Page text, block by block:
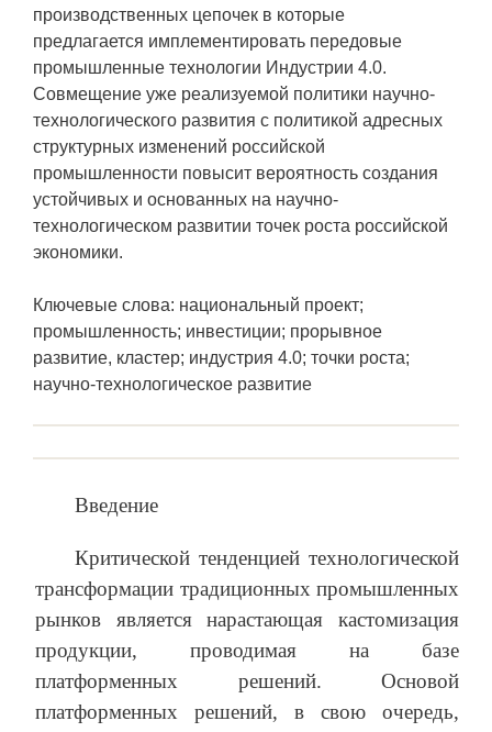
производственных цепочек в которые
предлагается имплементировать передовые
промышленные технологии Индустрии 4.0.
Совмещение уже реализуемой политики научно-
технологического развития с политикой адресных
структурных изменений российской
промышленности повысит вероятность создания
устойчивых и основанных на научно-
технологическом развитии точек роста российской
экономики.
Ключевые слова: национальный проект;
промышленность; инвестиции; прорывное
развитие, кластер; индустрия 4.0; точки роста;
научно-технологическое развитие
Введение
Критической тенденцией технологической
трансформации традиционных промышленных
рынков является нарастающая кастомизация
продукции, проводимая на базе
платформенных решений. Основой
платформенных решений, в свою очередь,